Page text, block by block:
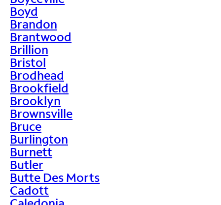
Boyd
Brandon
Brantwood
Brillion
Bristol
Brodhead
Brookfield
Brooklyn
Brownsville
Bruce
Burlington
Burnett
Butler
Butte Des Morts
Cadott